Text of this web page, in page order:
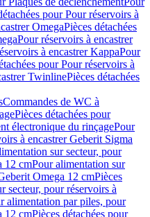
pour Pour réservoirs à
OmegaPièces détachées
Pour réservoirs à encastrer
à encastrer KappaPour
pour Pour réservoirs à
TwinlinePièces détachées
Commandes de WC à
Pièces détachées pour
électronique du rinçagePour
à encastrer Geberit Sigma
sur secteur, pour
12 cmPour alimentation sur
Omega 12 cmPièces
secteur, pour réservoirs à
alimentation par piles, pour
12 cmPièces détachées pour